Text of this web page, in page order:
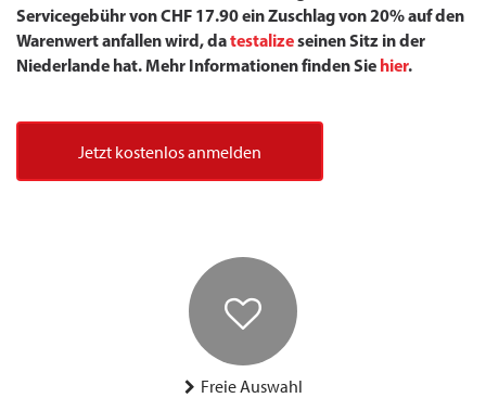
Servicegebühr von CHF 17.90 ein Zuschlag von 20% auf den
Warenwert anfallen wird, datestalizeseinen Sitz in der
Niederlande hat. Mehr Informationen finden Sie hier.
Jetzt kostenlos anmelden
Freie Auswahl